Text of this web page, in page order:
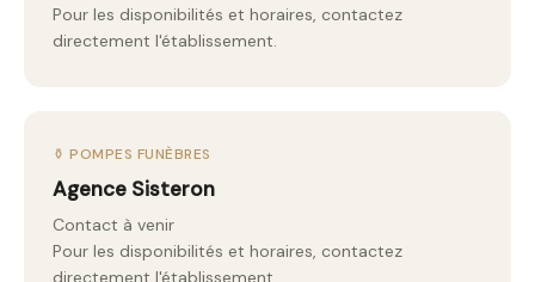
Pour les disponibilités et horaires, contactez
directement l'établissement.
⚱️ POMPES FUNÈBRES
Agence Sisteron
Contact à venir
Pour les disponibilités et horaires, contactez
directement l'établissement.